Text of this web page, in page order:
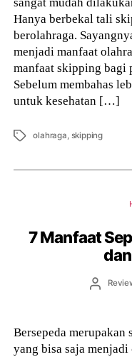
Hanya berbekal tali
berolahraga.
menjadi manfaat
manfaat skipping bagi
Sebelum membahas
untuk kesehatan […]
Tags olahraga, skipping
7 Manfaat
Post
Bersepeda
yang bisa saja